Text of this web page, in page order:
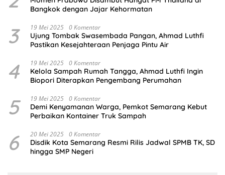
Bangkok dengan Jajar Kehormatan
3 19 Mei 2025 0 Komentar
Ujung Tombak Swasembada Pangan, Ahmad Luthfi
Pastikan Kesejahteraan Penjaga Pintu Air
4 19 Mei 2025 0 Komentar
Kelola Sampah Rumah Tangga, Ahmad Luthfi Ingin
Biopori Diterapkan Pengembang Perumahan
5 19 Mei 2025 0 Komentar
Demi Kenyamanan Warga, Pemkot Semarang Kebut
Perbaikan Kontainer Truk Sampah
6 20 Mei 2025 0 Komentar
Disdik Kota Semarang Resmi Rilis Jadwal SPMB TK, SD
hingga SMP Negeri